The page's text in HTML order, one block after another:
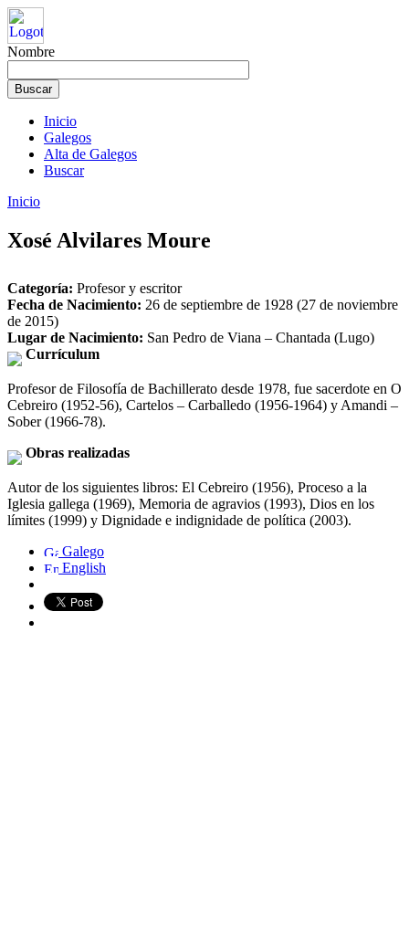
Nombre
Inicio
Galegos
Alta de Galegos
Buscar
Inicio
Xosé Alvilares Moure
Categoría: Profesor y escritor
Fecha de Nacimiento: 26 de septiembre de 1928 (27 de noviembre
de 2015)
Lugar de Nacimiento: San Pedro de Viana – Chantada (Lugo)
Currículum
Profesor de Filosofía de Bachillerato desde 1978, fue sacerdote en O
Cebreiro (1952-56), Cartelos – Carballedo (1956-1964) y Amandi –
Sober (1966-78).
Obras realizadas
Autor de los siguientes libros: El Cebreiro (1956), Proceso a la
Iglesia gallega (1969), Memoria de agravios (1993), Dios en los
límites (1999) y Dignidade e indignidade de política (2003).
Galego
English